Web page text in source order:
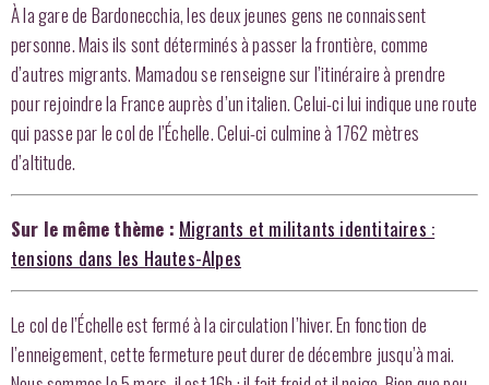
À la gare de Bardonecchia, les deux jeunes gens ne connaissent
personne. Mais ils sont déterminés à passer la frontière, comme
d’autres migrants. Mamadou se renseigne sur l’itinéraire à prendre
pour rejoindre la France auprès d’un italien. Celui-ci lui indique une route
qui passe par le col de l’Échelle. Celui-ci culmine à 1762 mètres
d’altitude.
Sur le même thème : Migrants et militants identitaires :
tensions dans les Hautes-Alpes
Le col de l’Échelle est fermé à la circulation l’hiver. En fonction de
l’enneigement, cette fermeture peut durer de décembre jusqu’à mai.